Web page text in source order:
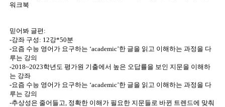
워크북
믿어봐 글편:
-강좌 구성: 12강*50분
-요즘 수능 영어가 요구하는 ‘academic’한 글을 읽고 이해하는 과정을 다
루는 강의
-2018~2023학년도 평가원 기출에서 높은 오답률을 보인 지문을 이해하
는 강좌
-요즘 수능 영어가 요구하는 ‘academic’한 글을 읽고 이해하는 과정을 다
루는 강의
-추상성은 줄어들고, 정확한 이해가 필요한 지문들로 바뀐 트렌드에 맞춰